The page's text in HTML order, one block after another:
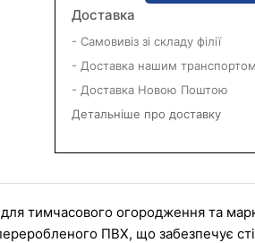
Доставка
- Самовивіз зі складу філії
- Доставка нашим транспортом
- Доставка Новою Поштою
Детальніше про доставку
тимчасового огородження та
ПВХ, що забезпечує